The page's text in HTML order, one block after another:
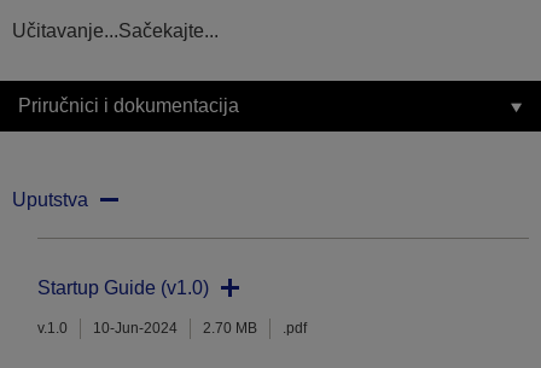
Učitavanje...Sačekajte...
Priručnici i dokumentacija
Uputstva
Startup Guide (v1.0)
v.1.0 10-Jun-2024 2.70 MB .pdf